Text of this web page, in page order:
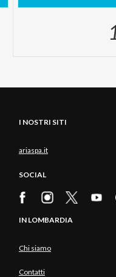
I NOSTRI SITI
ariaspa.it
SOCIAL
IN LOMBARDIA
Chi siamo
Contatti